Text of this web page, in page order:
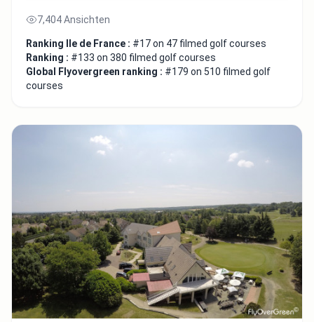
7,404 Ansichten
Ranking Ile de France : #17 on 47 filmed golf courses
Ranking : #133 on 380 filmed golf courses
Global Flyovergreen ranking : #179 on 510 filmed golf
courses